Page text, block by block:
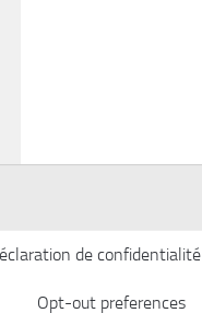
de confidentialité
Opt-out preferences